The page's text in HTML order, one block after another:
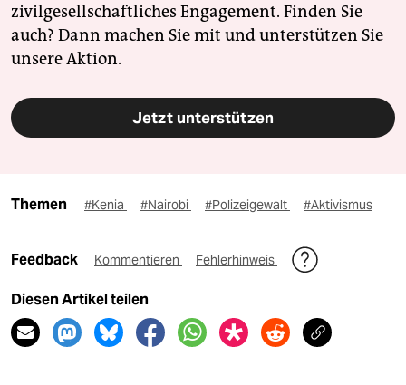
zivilgesellschaftliches Engagement. Finden Sie
auch? Dann machen Sie mit und unterstützen Sie
unsere Aktion.
Jetzt unterstützen
Themen #Kenia #Nairobi #Polizeigewalt #Aktivismus
Feedback Kommentieren Fehlerhinweis
Diesen Artikel teilen